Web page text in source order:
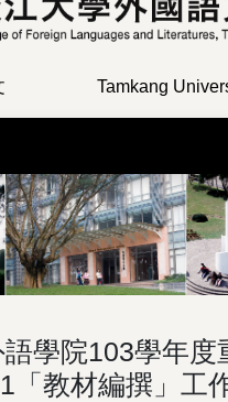
Tamkang
學院103學年度
「教材編撰」工